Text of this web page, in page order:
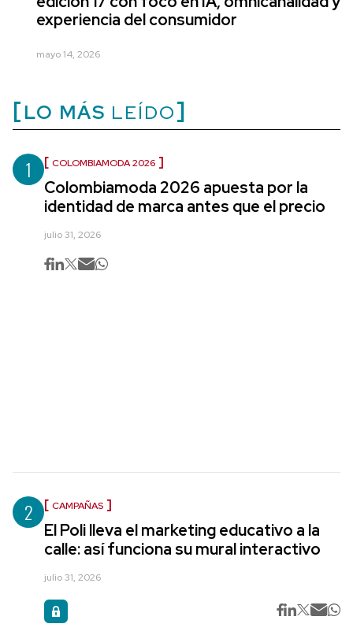
experiencia del consumidor
mayo 14, 2026
LO MÁS LEÍDO
1 COLOMBIAMODA 2026
Colombiamoda 2026 apuesta por la
identidad de marca antes que el precio
julio 31, 2026
2 CAMPAÑAS
El Poli lleva el marketing educativo a la
calle: así funciona su mural interactivo
julio 31, 2026